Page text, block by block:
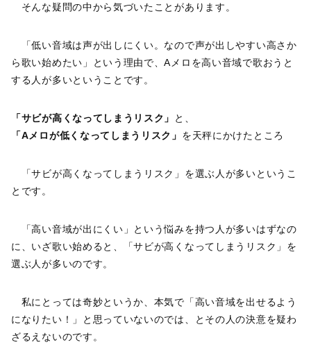
そんな疑問の中から気づいたことがあります。
「低い音域は声が出しにくい。なので声が出しやすい高さか
ら歌い始めたい」という理由で、Aメロを高い音域で歌おうと
する人が多いということです。
「サビが高くなってしまうリスク」
と、
「Aメロが低くなってしまうリスク」 を天秤にかけたところ
「サビが高くなってしまうリスク」を選ぶ人が多いというこ
とです。
「高い音域が出にくい」という悩みを持つ人が多いはずなの
に、いざ歌い始めると、「サビが高くなってしまうリスク」を
選ぶ人が多いのです。
私にとっては奇妙というか、本気で「高い音域を出せるよう
になりたい！」と思っていないのでは、とその人の決意を疑わ
ざるえないのです。